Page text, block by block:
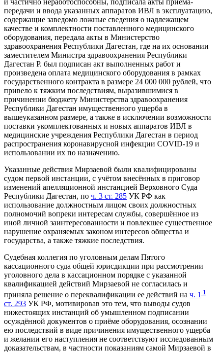
и частично неработоспособны, подписала акты приёма-
передачи и ввода указанных аппаратов ИВЛ в эксплуатацию,
содержащие заведомо ложные сведения о надлежащем
качестве и комплектности поставленного медицинского
оборудования, передала акты в Министерство
здравоохранения Республики Дагестан, где на их основании
заместителем Министра здравоохранения Республики
Дагестан Р. был подписан акт выполненных работ и
произведена оплата медицинского оборудования в рамках
государственного контракта в размере 24 000 000 рублей, что
привело к тяжким последствиям, выразившимися в
причинении бюджету Министерства здравоохранения
Республики Дагестан имущественного ущерба в
вышеуказанном размере, а также в исключении возможности
поставки укомплектованных и новых аппаратов ИВЛ в
медицинские учреждения Республики Дагестан в период
распространения коронавирусной инфекции COVID-19 и
использовании их по назначению.
Указанные действия Мирзаевой были квалифицированы
судом первой инстанции, с учётом внесённых в приговор
изменений апелляционной инстанцией Верховного Суда
Республики Дагестан, по ч. 3 ст. 285 УК РФ как
использование должностным лицом своих должностных
полномочий вопреки интересам службы, совершённое из
иной личной заинтересованности и повлекшее существенное
нарушение охраняемых законом интересов общества и
государства, а также тяжкие последствия.
Судебная коллегия по уголовным делам Пятого
кассационного суда общей юрисдикции при рассмотрении
уголовного дела в кассационном порядке с указанной
квалификацией действий Мирзаевой не согласилась и
приняла решение о переквалификации ее действий на ч. 1 1
ст. 293 УК РФ, мотивировав это тем, что выводы судов
нижестоящих инстанций об умышленном подписании
осуждённой документов о приёме оборудования, осознании
ею последствий в виде причинения имущественного ущерба
и желании его наступления не соответствуют исследованным
доказательствам, в частности показаниям самой Мирзаевой в